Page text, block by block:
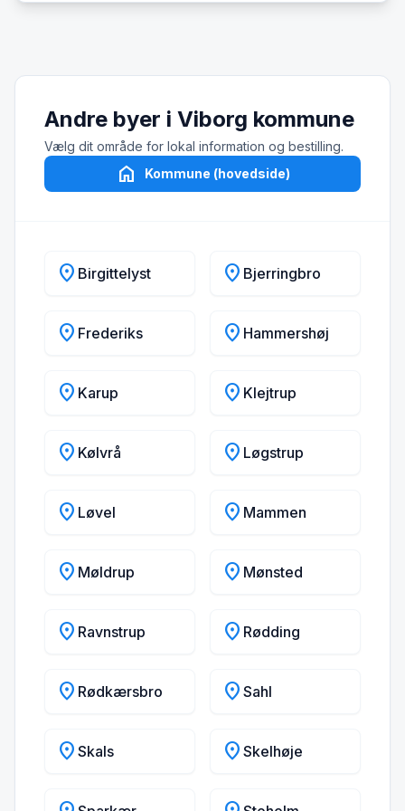
Andre byer i Viborg kommune
Vælg dit område for lokal information og bestilling.
home Kommune (hovedside)
location_on Birgittelyst location_on Bjerringbro
location_on Frederiks location_on Hammershøj
location_on Karup location_on Klejtrup
location_on Kølvrå location_on Løgstrup
location_on Løvel location_on Mammen
location_on Møldrup location_on Mønsted
location_on Ravnstrup location_on Rødding
location_on Rødkærsbro location_on Sahl
location_on Skals location_on Skelhøje